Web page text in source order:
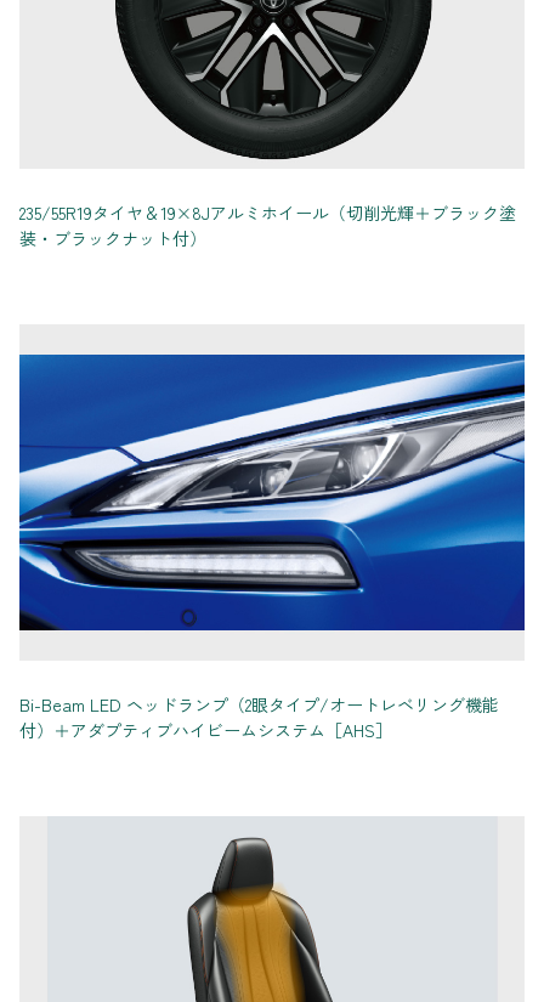
235/55R19タイヤ＆19×8Jアルミホイール（切削光輝＋ブラック塗
装・ブラックナット付）
Bi-Beam LED ヘッドランプ（2眼タイプ/オートレベリング機能
付）＋アダプティブハイビームシステム［AHS］